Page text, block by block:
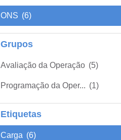
ONS (6)
Grupos
Avaliação da Operação (5)
Programação da Oper... (1)
Etiquetas
Carga (6)